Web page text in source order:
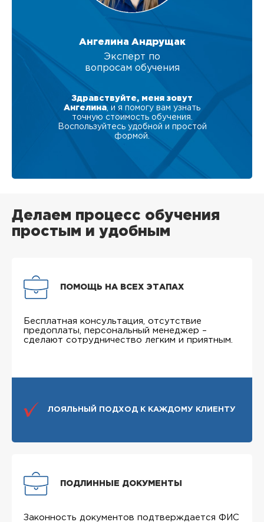
Ангелина Андрущак
Эксперт по
вопросам обучения
Здравствуйте, меня зовут
Ангелина , и я помогу вам узнать
точную стоимость обучения.
Воспользуйтесь удобной и простой
формой.
Делаем процесс обучения
простым и удобным
ПОМОЩЬ НА ВСЕХ ЭТАПАХ
Бесплатная консультация, отсутствие
предоплаты, персональный менеджер –
сделают сотрудничество легким и приятным.
ЛОЯЛЬНЫЙ ПОДХОД К КАЖДОМУ КЛИЕНТУ
ПОДЛИННЫЕ ДОКУМЕНТЫ
Законность документов подтверждается ФИС